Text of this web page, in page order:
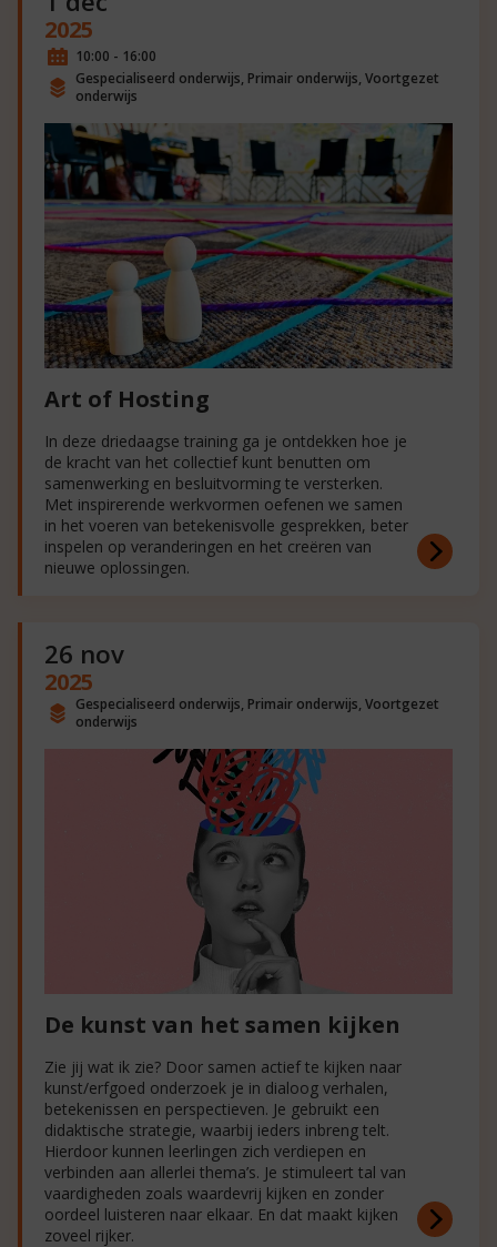
2025
10:00 - 16:00
Gespecialiseerd onderwijs, Primair onderwijs, Voortgezet
onderwijs
Art of Hosting
In deze driedaagse training ga je ontdekken hoe je
de kracht van het collectief kunt benutten om
samenwerking en besluitvorming te versterken.
Met inspirerende werkvormen oefenen we samen
in het voeren van betekenisvolle gesprekken, beter
inspelen op veranderingen en het creëren van
nieuwe oplossingen.
26 nov
2025
Gespecialiseerd onderwijs, Primair onderwijs, Voortgezet
onderwijs
De kunst van het samen kijken
Zie jij wat ik zie? Door samen actief te kijken naar
kunst/erfgoed onderzoek je in dialoog verhalen,
betekenissen en perspectieven. Je gebruikt een
didaktische strategie, waarbij ieders inbreng telt.
Hierdoor kunnen leerlingen zich verdiepen en
verbinden aan allerlei thema’s. Je stimuleert tal van
vaardigheden zoals waardevrij kijken en zonder
oordeel luisteren naar elkaar. En dat maakt kijken
zoveel rijker.